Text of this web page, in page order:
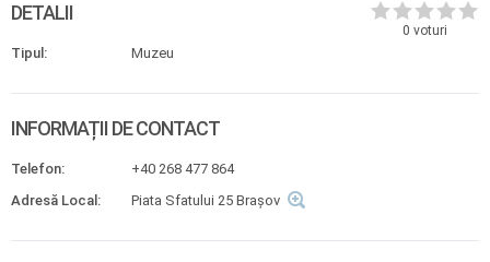
0 voturi
DETALII
Tipul: Muzeu
INFORMAȚII DE CONTACT
Telefon:
+40 268 477 864
Adresă Local:
Piata Sfatului 25 Brașov